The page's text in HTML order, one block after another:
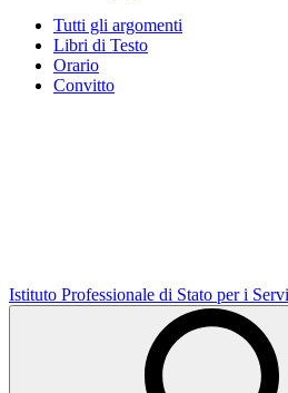
Tutti gli argomenti
Libri di Testo
Orario
Convitto
Istituto Professionale di Stato per i